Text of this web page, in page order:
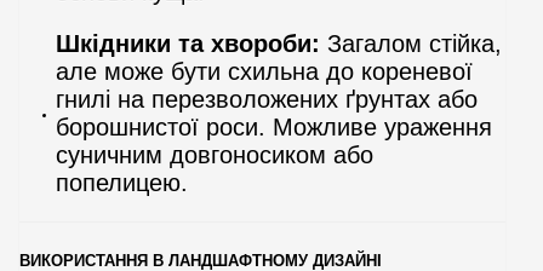
Шкідники та хвороби: Загалом стійка,
але може бути схильна до кореневої
гнилі на перезволожених ґрунтах або
борошнистої роси. Можливе ураження
суничним довгоносиком або
попелицею.
ВИКОРИСТАННЯ В ЛАНДШАФТНОМУ ДИЗАЙНІ